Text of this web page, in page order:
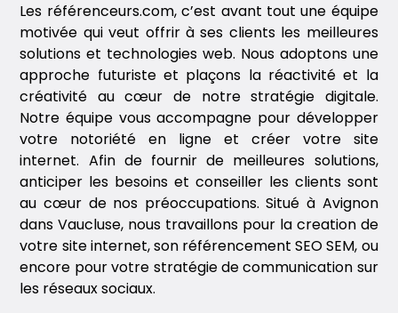
Les référenceurs.com, c’est avant tout une équipe
motivée qui veut offrir à ses clients les meilleures
solutions et technologies web. Nous adoptons une
approche futuriste et plaçons la réactivité et la
créativité au cœur de notre stratégie digitale.
Notre équipe vous accompagne pour développer
votre notoriété en ligne et créer votre site
internet. Afin de fournir de meilleures solutions,
anticiper les besoins et conseiller les clients sont
au cœur de nos préoccupations. Situé à Avignon
dans Vaucluse, nous travaillons pour la creation de
votre site internet, son référencement SEO SEM, ou
encore pour votre stratégie de communication sur
les réseaux sociaux.